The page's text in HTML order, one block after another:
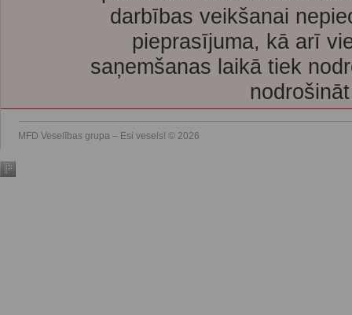
darbības veikšanai
pieprasījuma, kā arī
saņemšanas laikā tiek
MFD Veselības grupa – Esi vesels! © 2026